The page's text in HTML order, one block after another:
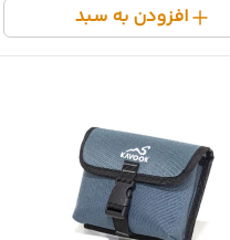
افزودن به سبد